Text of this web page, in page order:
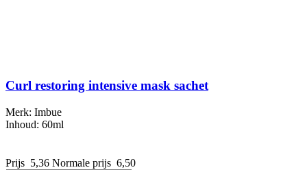
Curl restoring intensive mask sachet
Merk: Imbue
Inhoud: 60ml
Prijs 5,36 Normale prijs 6,50